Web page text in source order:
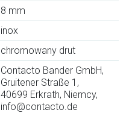
8 mm
inox
chromowany drut
Contacto Bander GmbH,
Gruitener Straße 1,
40699 Erkrath, Niemcy,
info@contacto.de